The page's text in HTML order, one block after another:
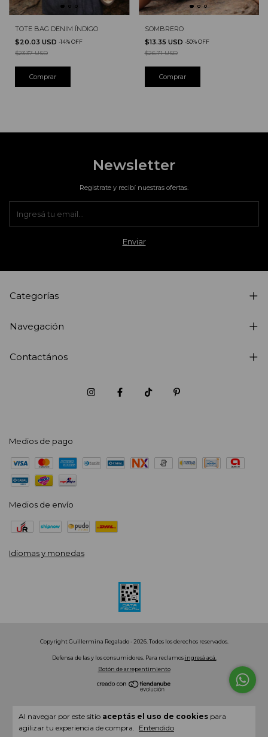
Al navegar por este sitio aceptás el uso de cookies para
agilizar tu experiencia de compra. Entendido
TOTE BAG DENIM ÍNDIGO
$20.03 USD -14%OFF
$23.37 USD
SOMBRERO
$13.35 USD -50%OFF
$26.71 USD
Newsletter
Registrate y recibí nuestras ofertas.
Categorías
Navegación
Contactános
Medios de pago
Medios de envío
Idiomas y monedas
Copyright Guillermina Regalado - 2026. Todos los derechos reservados.
Defensa de las y los consumidores. Para reclamos ingresá acá.
Botón de arrepentimiento